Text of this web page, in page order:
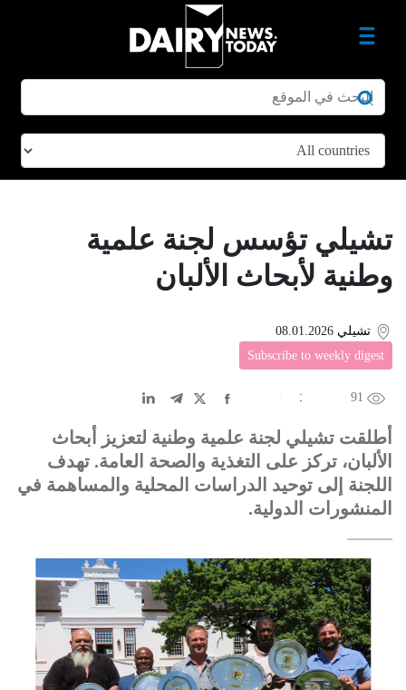
تشيلي تؤسس لجنة علمية
وطنية لأبحاث الألبان
تشيلي 08.01.2026
Subscribe to weekly digest
91
中文
DE عربى
أطلقت تشيلي لجنة علمية وطنية لتعزيز أبحاث
الألبان، تركز على التغذية والصحة العامة. تهدف
اللجنة إلى توحيد الدراسات المحلية والمساهمة في
المنشورات الدولية.